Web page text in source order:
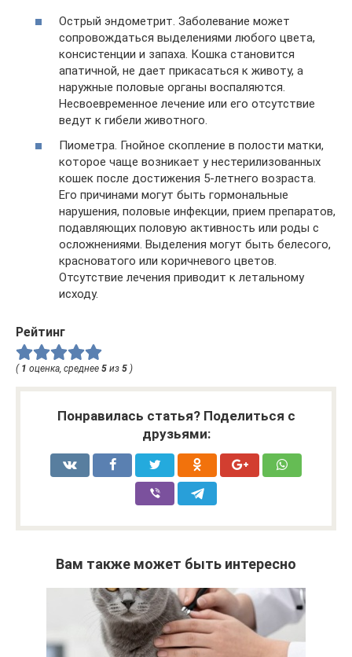
Острый эндометрит. Заболевание может
сопровождаться выделениями любого цвета,
консистенции и запаха. Кошка становится
апатичной, не дает прикасаться к животу, а
наружные половые органы воспаляются.
Несвоевременное лечение или его отсутствие
ведут к гибели животного.
Пиометра. Гнойное скопление в полости матки,
которое чаще возникает у нестерилизованных
кошек после достижения 5-летнего возраста.
Его причинами могут быть гормональные
нарушения, половые инфекции, прием препаратов,
подавляющих половую активность или роды с
осложнениями. Выделения могут быть белесого,
красноватого или коричневого цветов.
Отсутствие лечения приводит к летальному
исходу.
Рейтинг
( 1 оценка, среднее 5 из 5 )
Понравилась статья? Поделиться с
друзьями:
Вам также может быть интересно